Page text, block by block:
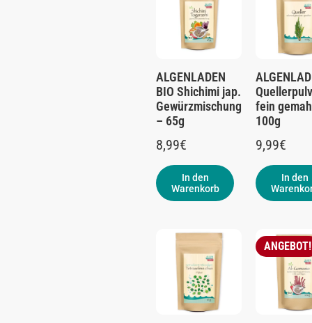
ALGENLADEN
BIO Shichimi jap.
Gewürzmischung
– 65g
8,99€
In den
Warenkorb
fein
100g
9,99€
In den
ANGEBOT!